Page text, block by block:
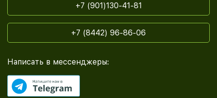
+7 (901)130-41-81
+7 (8442) 96-86-06
Написать в мессенджеры: